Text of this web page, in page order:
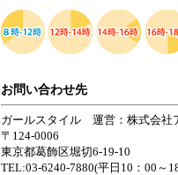
お問い合わせ先
ガールスタイル 運営：株式会社
〒124-0006
東京都葛飾区堀切6-19-10
TEL:03-6240-7880(平日10：00～